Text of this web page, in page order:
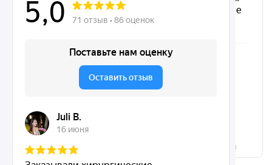
Микрохирургические, хирургические, ортодонтические
инструменты Dentins.ru на карте Москвы — Яндекс.Карты